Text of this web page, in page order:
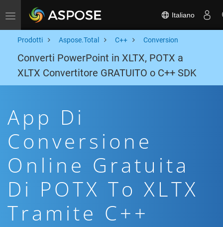
Toggle navigation Italiano
Prodotti Aspose.Total C++ Conversion
Converti PowerPoint in XLTX, POTX a
XLTX Convertitore GRATUITO o C++ SDK
App Di
Conversione
Online Gratuita
Di POTX To XLTX
Tramite C++